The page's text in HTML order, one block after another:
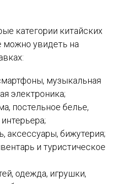
категории китайских
можно увидеть на
музыкальная
электроника;
постельное белье,
аксессуары, бижутерия;
и туристическое
одежда, игрушки,